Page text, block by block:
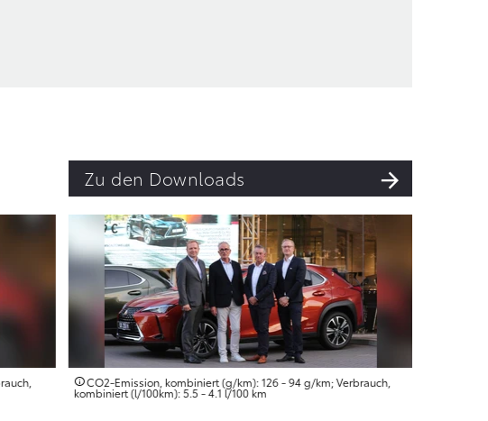
Zu den Downloads
CO2-Emission, kombiniert (g/km): 126 - 94 g/km; Verbrauch,
kombiniert (l/100km): 5.5 - 4.1 l/100 km